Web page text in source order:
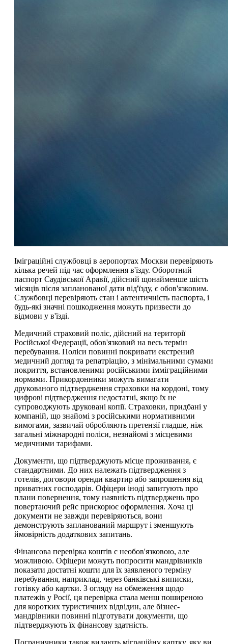
Іміграційні службовці в аеропортах Москви перевіряють
кілька речей під час оформлення в'їзду. Оборотний
паспорт Саудівської Аравії, дійсний щонайменше шість
місяців після запланованої дати від'їзду, є обов'язковим.
Службовці перевіряють стан і автентичність паспорта, і
будь-які значні пошкодження можуть призвести до
відмови у в'їзді.
Медичний страховий поліс, дійсний на території
Російської Федерації, обов'язковий на весь термін
перебування. Поліси повинні покривати екстрений
медичний догляд та репатріацію, з мінімальними сумами
покриття, встановленими російськими імміграційними
нормами. Прикордонники можуть вимагати
друкованого підтвердження страховки на кордоні, тому
цифрові підтвердження недостатні, якщо їх не
супроводжують друковані копії. Страховки, придбані у
компаній, що знайомі з російськими нормативними
вимогами, зазвичай обробляють претензії гладше, ніж
загальні міжнародні поліси, незнайомі з місцевими
медичними тарифами.
Документи, що підтверджують місце проживання, є
стандартними. До них належать підтвердження з
готелів, договори оренди квартир або запрошення від
приватних господарів. Офіцери іноді запитують про
плани повернення, тому наявність підтверджень про
повертаючий рейс прискорює оформлення. Хоча ці
документи не завжди перевіряються, вони
демонструють запланований маршрут і зменшують
ймовірність додаткових запитань.
Фінансова перевірка коштів є необов'язковою, але
можливою. Офіцери можуть попросити мандрівників
показати достатні кошти для їх заявленого терміну
перебування, наприклад, через банківські виписки,
готівку або картки. З огляду на обмеження щодо
платежів у Росії, ця перевірка стала менш поширеною
для коротких туристичних відвідин, але бізнес-
мандрівники повинні підготувати документи, що
підтверджують їх фінансову здатність.
Пограничники також видають міграційну картку, яку ви